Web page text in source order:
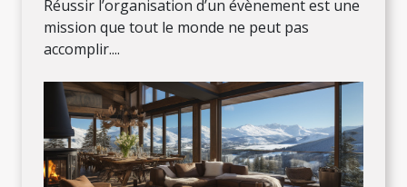
Réussir l’organisation d’un évènement est une
mission que tout le monde ne peut pas
accomplir....